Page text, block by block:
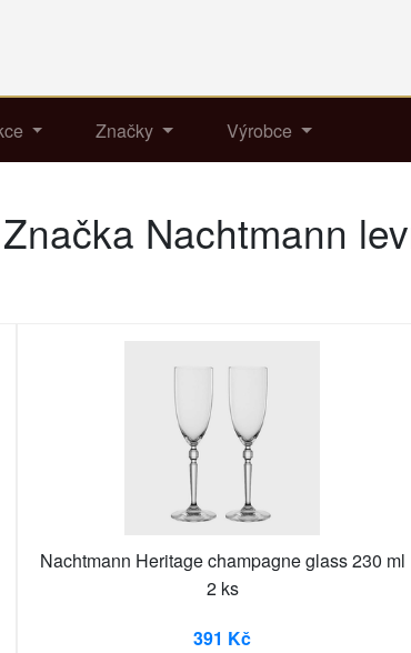
Značky Výrobce
Značka Nachtmann
Nachtmann Heritage champagne glass 230 ml
2 ks
391 Kč